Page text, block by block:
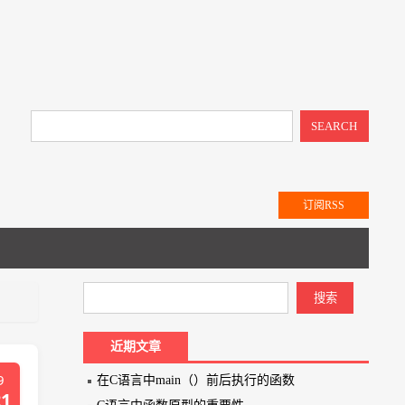
SEARCH
订阅RSS
近期文章
在C语言中main（）前后执行的函数